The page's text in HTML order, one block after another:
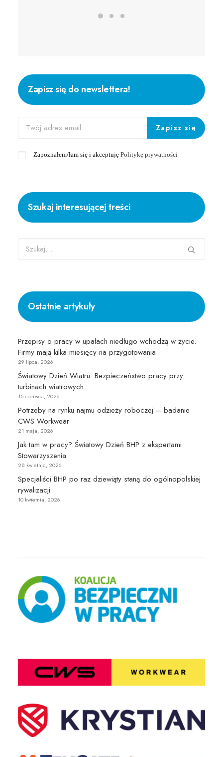
Zapisz się do newslettera!
Zapoznałem/łam się i akceptujęPolitykę prywatności
Szukaj interesującej treści
Ostatnie artykuły
Przepisy o pracy w upałach niedługo wchodzą w życie.
Firmy mają kilka miesięcy na przygotowania
29 lipca, 2026
Światowy Dzień Wiatru: Bezpieczeństwo pracy przy
turbinach wiatrowych
15 czerwca, 2026
Potrzeby na rynku najmu odzieży roboczej – badanie
CWS Workwear
21 maja, 2026
Jak tam w pracy? Światowy Dzień BHP z ekspertami
Stowarzyszenia
28 kwietnia, 2026
Specjaliści BHP po raz dziewiąty staną do ogólnopolskiej
rywalizacji
10 kwietnia, 2026